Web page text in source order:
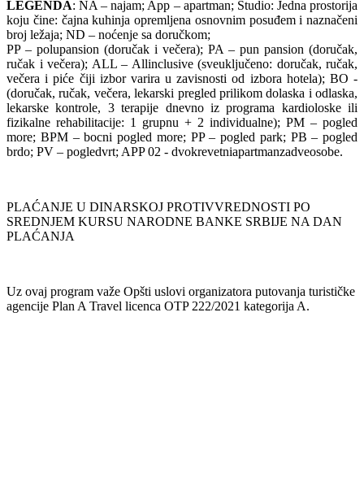
LEGENDA: NA – najam; App – apartman; Studio: Jedna prostorija
koju čine: čajna kuhinja opremljena osnovnim posuđem i naznačeni
broj ležaja; ND – noćenje sa doručkom;
PP – polupansion (doručak i večera); PA – pun pansion (doručak,
ručak i večera); ALL – Allinclusive (sveuključeno: doručak, ručak,
večera i piće čiji izbor varira u zavisnosti od izbora hotela); BO -
(doručak, ručak, večera, lekarski pregled prilikom dolaska i odlaska,
lekarske kontrole, 3 terapije dnevno iz programa kardioloske ili
fizikalne rehabilitacije: 1 grupnu + 2 individualne); PM – pogled
more; BPM – bocni pogled more; PP – pogled park; PB – pogled
brdo; PV – pogledvrt; APP 02 - dvokrevetniapartmanzadveosobe.
PLAĆANJE U DINARSKOJ PROTIVVREDNOSTI PO
SREDNJEM KURSU NARODNE BANKE SRBIJE NA DAN
PLAĆANJA
Uz ovaj program važe Opšti uslovi organizatora putovanja turističke
agencije Plan A Travel licenca OTP 222/2021 kategorija A.